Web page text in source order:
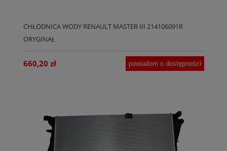
CHŁODNICA WODY RENAULT MASTER III 214106091R
ORYGINAŁ
660,20 zł powiadom o dostępności